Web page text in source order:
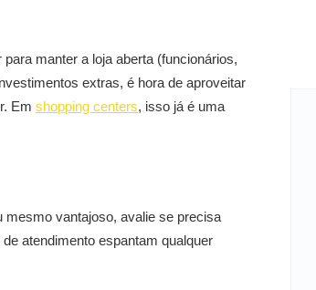
manter a loja aberta (funcionários,
extras, é hora de aproveitar
Em shopping centers, isso já é uma
mesmo vantajoso, avalie se precisa
atendimento espantam qualquer